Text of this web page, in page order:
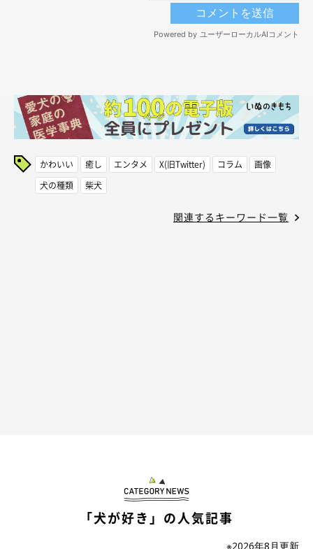
かわいい 癒し エンタメ X(旧Twitter) コラム
画像
犬の種類
柴犬
関連するキーワード一覧
「犬が好き」の人気記事
※2026年8月更新